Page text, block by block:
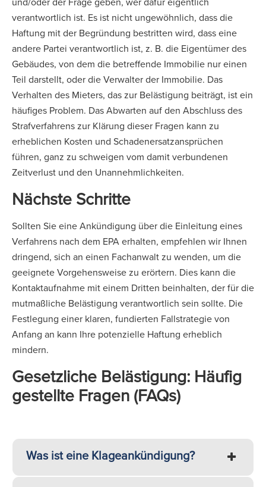
verantwortlich ist. Es ist nicht ungewöhnlich, dass die
Haftung mit der Begründung bestritten wird, dass eine
andere Partei verantwortlich ist, z. B. die Eigentümer des
Gebäudes, von dem die betreffende Immobilie nur einen
Teil darstellt, oder die Verwalter der Immobilie. Das
Verhalten des Mieters, das zur Belästigung beiträgt, ist ein
häufiges Problem. Das Abwarten auf den Abschluss des
Strafverfahrens zur Klärung dieser Fragen kann zu
erheblichen Kosten und Schadenersatzansprüchen
führen, ganz zu schweigen vom damit verbundenen
Zeitverlust und den Unannehmlichkeiten.
Nächste Schritte
Sollten Sie eine Ankündigung über die Einleitung eines
Verfahrens nach dem EPA erhalten, empfehlen wir Ihnen
dringend, sich an einen Fachanwalt zu wenden, um die
geeignete Vorgehensweise zu erörtern. Dies kann die
Kontaktaufnahme mit einem Dritten beinhalten, der für die
mutmaßliche Belästigung verantwortlich sein sollte. Die
Festlegung einer klaren, fundierten Fallstrategie von
Anfang an kann Ihre potenzielle Haftung erheblich
mindern.
Gesetzliche Belästigung: Häufig
gestellte Fragen (FAQs)
Was ist eine Klageankündigung?